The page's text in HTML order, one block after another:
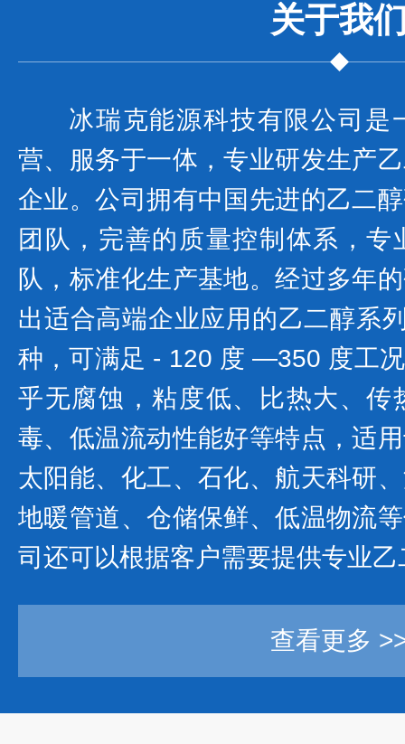
关于我
冰瑞克能源科技有限公司是
营、服务于一体，专业研发生产
企业。公司拥有中国先进的乙二
团队，完善的质量控制体系，
队，标准化生产基地。经过多年
出适合高端企业应用的乙二醇系
种，可满足 - 120 度 —350 度工
乎无腐蚀，粘度低、比热大、传
毒、低温流动性能好等特点，适
太阳能、化工、石化、航天科研
地暖管道、仓储保鲜、低温物流
司还可以根据客户需要提供专业
查看更多